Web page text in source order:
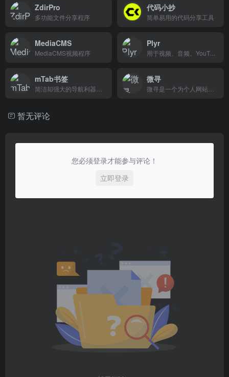
ZdirPro
多功能文件分享程序
代码小抄
简单易用的代码分享工具
MediaCMS
MediaCMS视频程序
Plyr
用于视频、音频、YouTube和Vimeo的简单、可访问和可定制的媒体播放器
mTab书签 微寻
暂无评论
您必须登录才能参与评论！
立即登录